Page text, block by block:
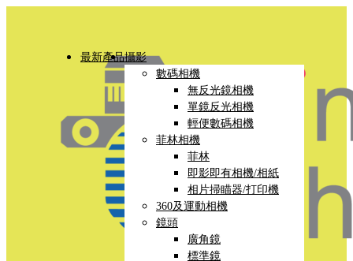
最新產品攝影
數碼相機
無反光鏡相機
單鏡反光相機
輕便數碼相機
菲林相機
菲林
即影即有相機/相紙
相片掃瞄器/打印機
360及運動相機
鏡頭
廣角鏡
標準鏡